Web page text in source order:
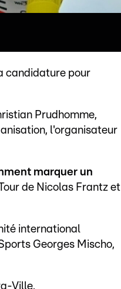
candidature pour
Prudhomme,
l'organisateur
marquer un
de Nicolas Frantz et
international
Georges Mischo,
Ville,